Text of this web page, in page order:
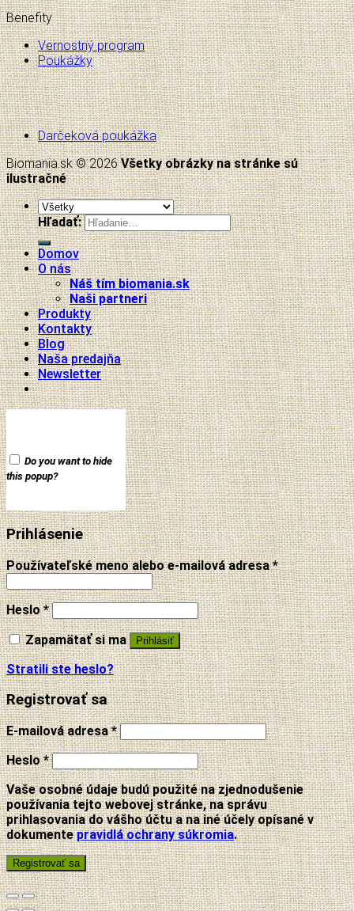
Benefity
Vernostný program
Poukážky
Darčeková poukážka
Biomania.sk © 2026Všetky obrázky na stránke sú
ilustračné
Hľadať:
Domov
O nás
Náš tím biomania.sk
Naši partneri
Produkty
Kontakty
Blog
Naša predajňa
Newsletter
Do you want to hide
this popup?
Prihlásenie
Používateľské meno alebo e-mailová adresa*
Heslo*
Zapamätať si ma
Prihlásiť
Stratili ste heslo?
Registrovať sa
E-mailová adresa*
Heslo*
Vaše osobné údaje budú použité na zjednodušenie
používania tejto webovej stránke, na správu
prihlasovania do vášho účtu a na iné účely opísané v
dokumentepravidlá ochrany súkromia.
Registrovať sa